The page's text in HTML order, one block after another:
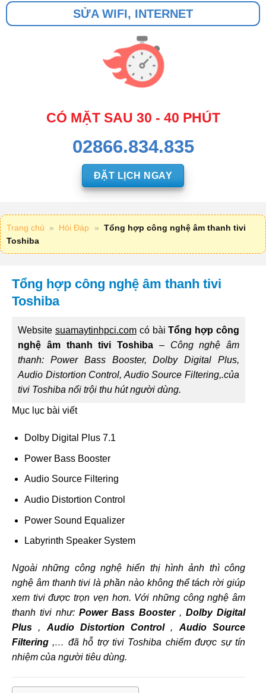
SỬA WIFI, INTERNET
CÓ MẶT SAU 30 - 40 PHÚT
02866.834.835
ĐẶT LỊCH NGAY
Trang chủ » Hỏi Đáp » Tổng hợp công nghệ âm thanh tivi
Toshiba
Tổng hợp công nghệ âm thanh tivi
Toshiba
Website suamaytinhpci.comcó bàiTổng hợp công
nghệ âm thanh tivi Toshiba – Công nghệ âm
thanh: Power Bass Booster, Dolby Digital Plus,
Audio Distortion Control, Audio Source Filtering,.của
tivi Toshiba nổi trội thu hút người dùng.
Mục lục bài viết
Dolby Digital Plus 7.1
Power Bass Booster
Audio Source Filtering
Audio Distortion Control
Power Sound Equalizer
Labyrinth Speaker System
Ngoài những công nghệ hiển thị hình ảnh thì công
nghệ âm thanh tivi là phần nào không thể tách rời giúp
xem tivi được trọn vẹn hơn. Với những công nghệ âm
thanh tivi như: Power Bass Booster , Dolby Digital
Plus , Audio Distortion Control , Audio Source
Filtering ,… đã hỗ trợ tivi Toshiba chiếm được sự tín
nhiệm của người tiêu dùng.